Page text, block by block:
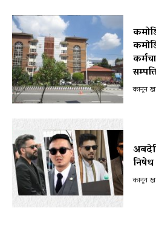
कानून
कानून